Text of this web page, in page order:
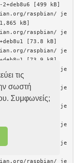
τις
σωστή
Συμφωνείς;